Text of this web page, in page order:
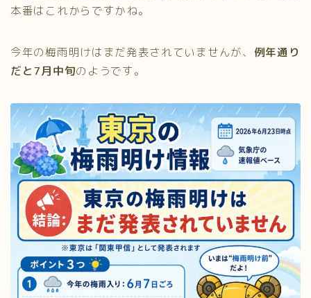
本番はこれからですかね。
今年の梅雨明けはまだ発表されていませんが、 例年通り
だと7月中旬のようです。